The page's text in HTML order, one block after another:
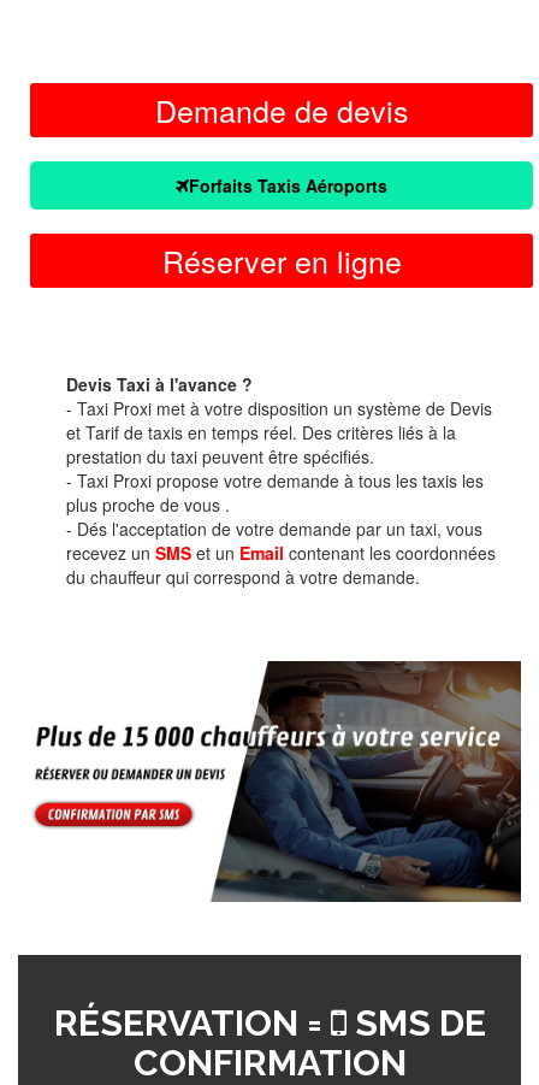
Demande de devis
Forfaits Taxis Aéroports
Réserver en ligne
Devis Taxi à l'avance ?
- Taxi Proxi met à votre disposition un système de Devis
et Tarif de taxis en temps réel. Des critères liés à la
prestation du taxi peuvent être spécifiés.
- Taxi Proxi propose votre demande à tous les taxis les
plus proche de vous .
- Dés l'acceptation de votre demande par un taxi, vous
recevez un SMS et un Email contenant les coordonnées
du chauffeur qui correspond à votre demande.
RÉSERVATION =
SMS DE
CONFIRMATION